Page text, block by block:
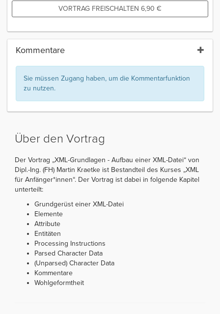
VORTRAG FREISCHALTEN 6,90 €
Kommentare
Sie müssen Zugang haben, um die Kommentarfunktion
zu nutzen.
Über den Vortrag
Der Vortrag „XML-Grundlagen - Aufbau einer XML-Datei“ von
Dipl.-Ing. (FH) Martin Kraetke ist Bestandteil des Kurses „XML
für Anfänger*innen“. Der Vortrag ist dabei in folgende Kapitel
unterteilt:
Grundgerüst einer XML-Datei
Elemente
Attribute
Entitäten
Processing Instructions
Parsed Character Data
(Unparsed) Character Data
Kommentare
Wohlgeformtheit